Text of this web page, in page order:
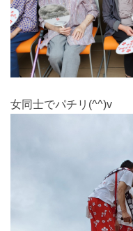
女同士でパチリ(^^)v